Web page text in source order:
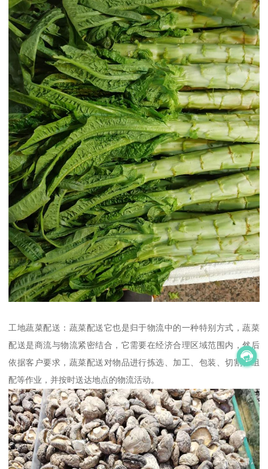
工地蔬菜配送：蔬菜配送它也是归于物流中的一种特别方式，蔬菜
配送是商流与物流紧密结合，它需要在经济合理区域范围内，然后
依据客户要求，蔬菜配送对物品进行拣选、加工、包装、切割、组
配等作业，并按时送达地点的物流活动。